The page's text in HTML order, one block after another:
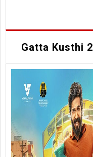
Gatta Kusthi 2